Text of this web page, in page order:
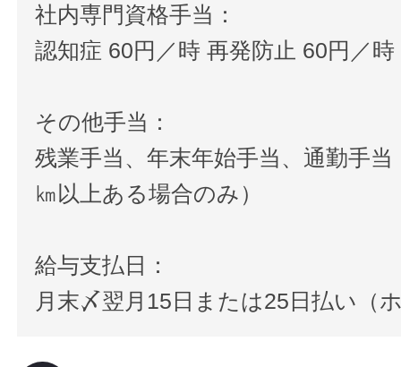
社内専門資格手当：
認知症 60円／時 再発防止 60円／
その他手当：
残業手当、年末年始手当、通勤手
㎞以上ある場合のみ）
給与支払日：
月末〆翌月15日または25日払い（